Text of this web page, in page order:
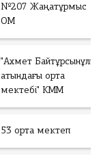
№207 Жаңатұрмыс
ОМ
"Ахмет Байтұрсынұлы
атындағы орта
мектебі" КММ
53 орта мектеп